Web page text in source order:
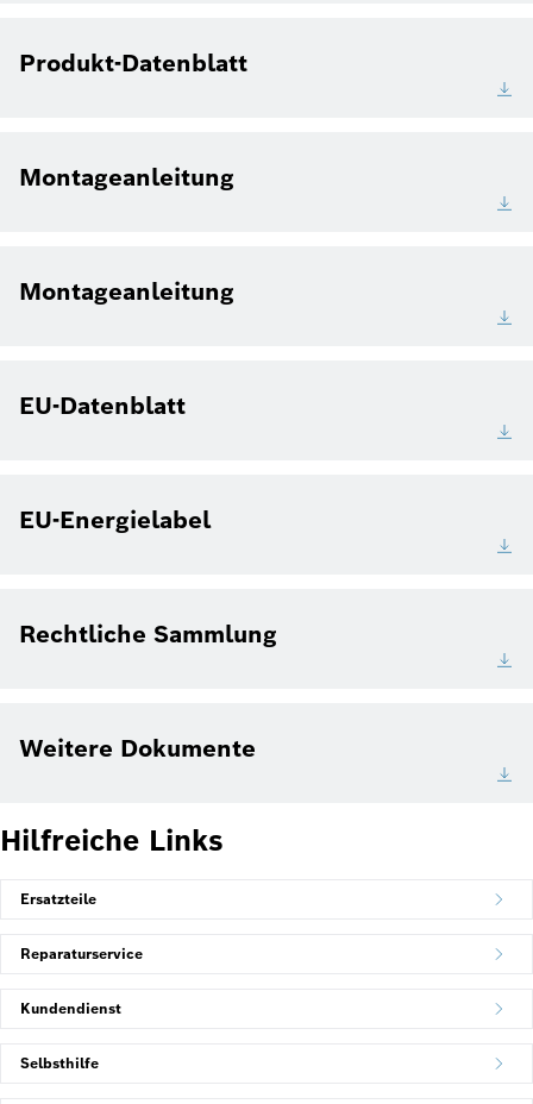
Produkt-Datenblatt
Montageanleitung
Montageanleitung
EU-Datenblatt
EU-Energielabel
Rechtliche Sammlung
Weitere Dokumente
Hilfreiche Links
Ersatzteile
Reparaturservice
Kundendienst
Selbsthilfe